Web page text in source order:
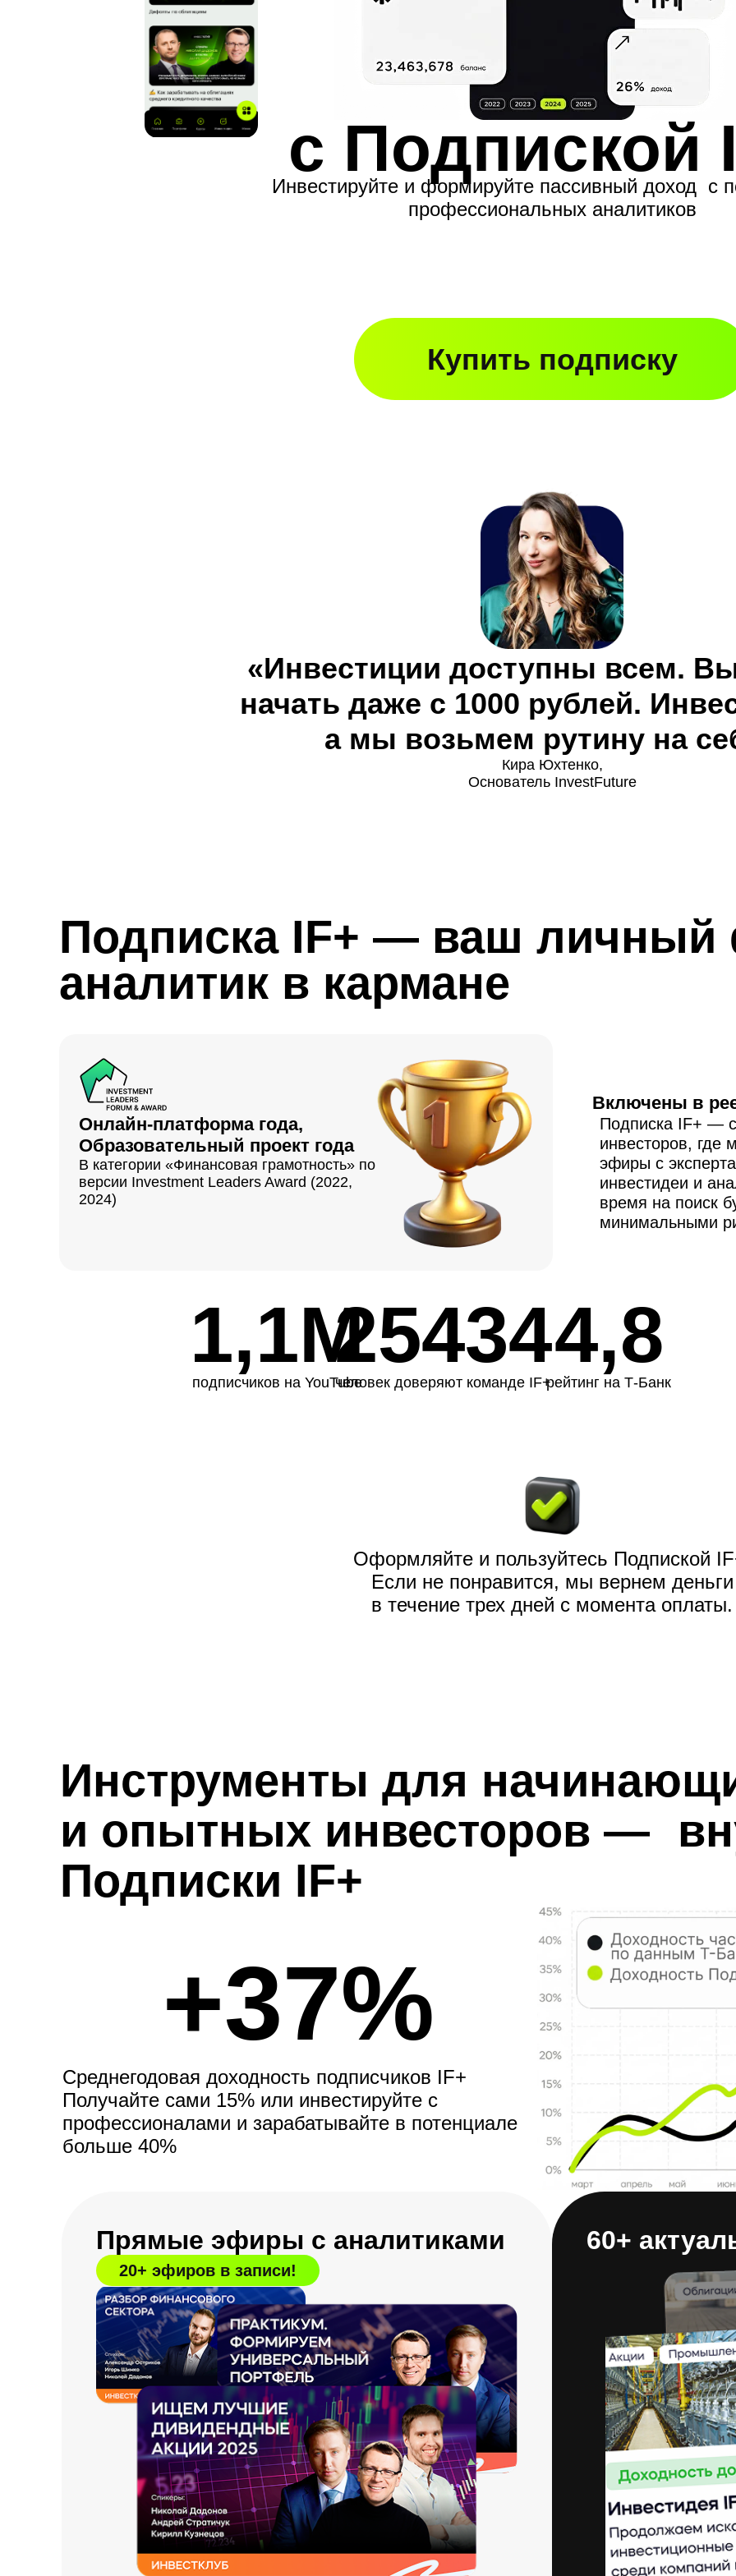
Купить подписку
с Подпиской
Инвестируйте и формируйте пассивный доход с
профессиональных аналитиков
«Инвестиции доступны всем.
начать даже с 1000 рублей.
а мы возьмем рутину на
Кира Юхтенко,
Основатель InvestFuture
Подписка IF+ — ваш
аналитик в кармане
Онлайн-платформа года,
Образовательный проект года
В категории «Финансовая грамотность» по
версии Investment Leaders Award (2022,
2024)
1,1М
подписчиков на YouTube
25434
человек доверяют команде IF+
4,8
рейтинг на Т-Банк
Включены в
Подписка IF+ —
инвесторов, где
эфиры с
инвестидеи и
время на поиск
минимальными
Оформляйте и пользуйтесь Подпиской
Если не понравится, мы вернем деньги
в течение трех дней с момента оплаты.
Инструменты для
и опытных инвесторов —
Подписки IF+
+37%
Среднегодовая доходность подписчиков IF+
Получайте сами 15% или инвестируйте с
профессионалами и зарабатывайте в потенциале
больше 40%
Прямые эфиры с аналитиками
20+ эфиров в записи!
60+